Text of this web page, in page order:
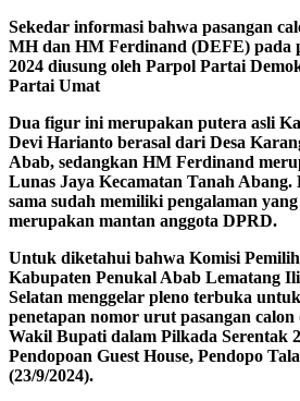
Sekedar informasi bahwa pasangan
MH dan HM Ferdinand (DEFE) pada
2024 diusung oleh Parpol Partai
Partai Umat
Dua figur ini merupakan putera asli
Devi Harianto berasal dari Desa
Abab, sedangkan HM Ferdinand
Lunas Jaya Kecamatan Tanah Abang.
sama sudah memiliki pengalaman
merupakan mantan anggota DPRD.
Untuk diketahui bahwa Komisi
Kabupaten Penukal Abab Lematang
Selatan menggelar pleno terbuka
penetapan nomor urut pasangan
Wakil Bupati dalam Pilkada Serentak
Pendopoan Guest House, Pendopo
(23/9/2024).